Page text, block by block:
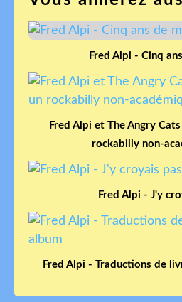
Fred Alpi - Cinq
Fred Alpi et The Angry
rockabilly non-
Fred Alpi - J'y
Fred Alpi - Traductions de